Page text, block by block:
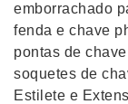
emborrachado
fenda e chave
pontas de
soquetes de
Estilete e